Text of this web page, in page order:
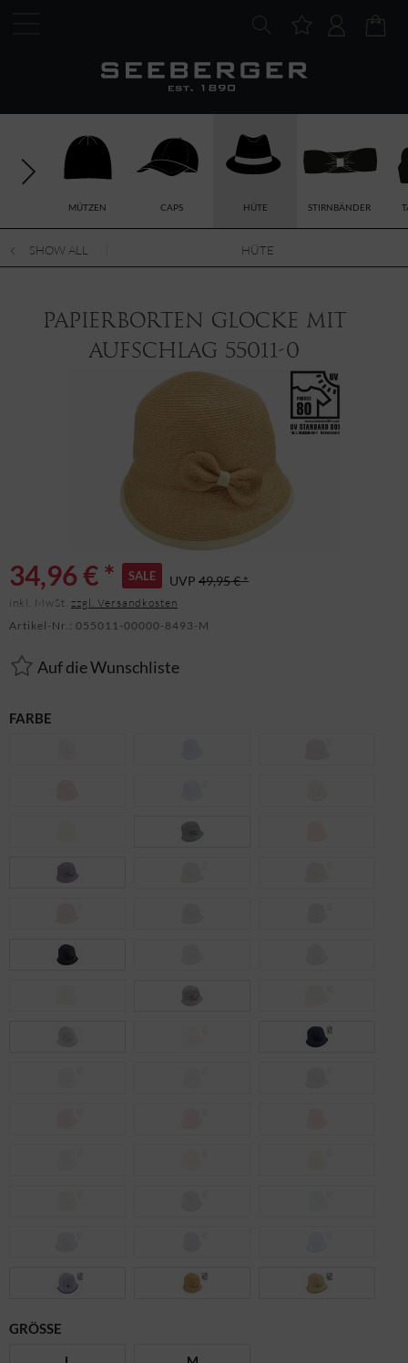
MÜTZEN CAPS HÜTE STIRNBÄNDER
SHOW ALL HÜTE
Papierborten Glocke mit
Aufschlag 55011-0
34,96 € * SALE UVP 49,95 € *
inkl. MwSt. zzgl. Versandkosten
Artikel-Nr.: 055011-00000-8493-M
Auf die Wunschliste
FARBE
GRÖSSE